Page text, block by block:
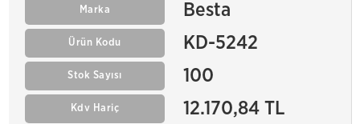
Marka Besta
Ürün Kodu KD-5242
Stok Sayısı 100
Kdv Hariç 12.170,84 TL